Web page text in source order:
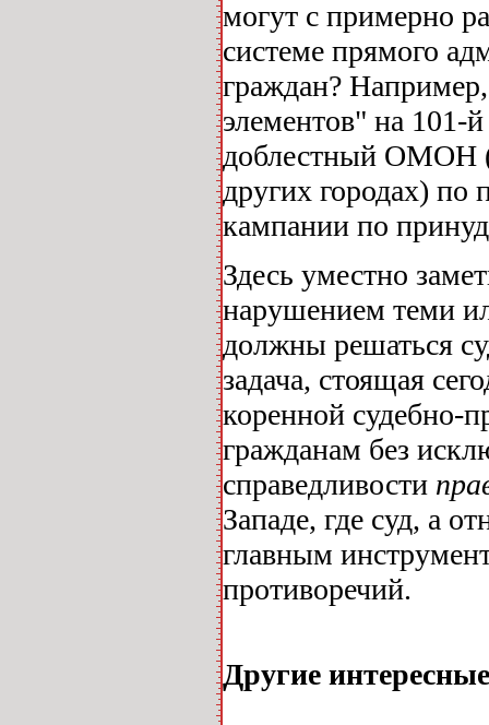
могут с примерно
системе прямого
граждан?
элементов" на 101-
доблестный ОМОН
других городах) по
кампании по
Здесь уместно
нарушением теми
должны решаться
задача, стоящая
коренной судебно-
гражданам без
справедливости
Западе, где суд, а
главным
противоречий.
Другие